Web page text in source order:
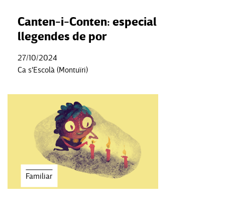
Canten-i-Conten: especial
llegendes de por
27/10/2024
Ca s'Escolà (Montuïri)
Familiar